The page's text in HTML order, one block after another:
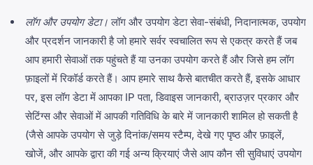
लॉग और उपयोग डेटा। लॉग और उपयोग डेटा सेवा-संबंधी, निदानात्मक, उपयोग
और प्रदर्शन जानकारी है जो हमारे सर्वर स्वचालित रूप से एकत्र करते हैं जब
आप हमारी सेवाओं तक पहुंचते हैं या उनका उपयोग करते हैं और जिसे हम लॉग
फ़ाइलों में रिकॉर्ड करते हैं। आप हमारे साथ कैसे बातचीत करते हैं, इसके आधार
पर, इस लॉग डेटा में आपका IP पता, डिवाइस जानकारी, ब्राउज़र प्रकार और
सेटिंग्स और सेवाओं में आपकी गतिविधि के बारे में जानकारी शामिल हो सकती है
(जैसे आपके उपयोग से जुड़े दिनांक/समय स्टैम्प, देखे गए पृष्ठ और फ़ाइलें,
खोजें, और आपके द्वारा की गई अन्य क्रियाएं जैसे आप कौन सी सुविधाएं उपयोग